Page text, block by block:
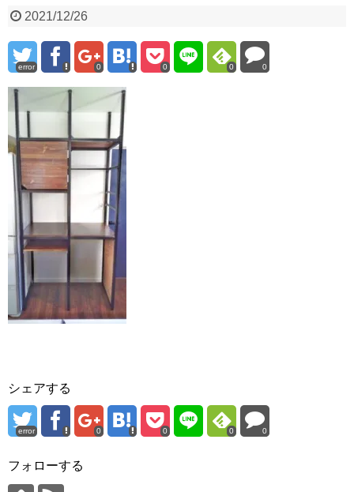
2021/12/26
error 0 0 0 0
シェアする
error 0 0 0 0
フォローする